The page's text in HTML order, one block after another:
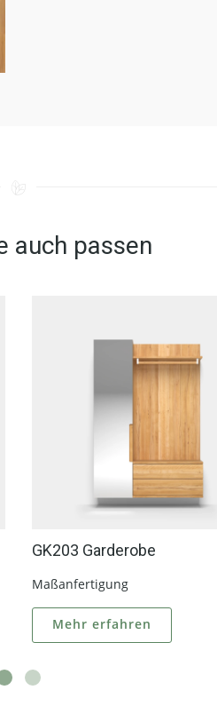
auch passen
GK203 Garderobe
Maßanfertigung
Mehr erfahren